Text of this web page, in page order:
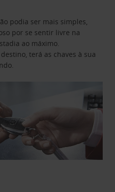
podia ser mais simples,
por se sentir livre na
ao máximo.
terá as chaves à sua